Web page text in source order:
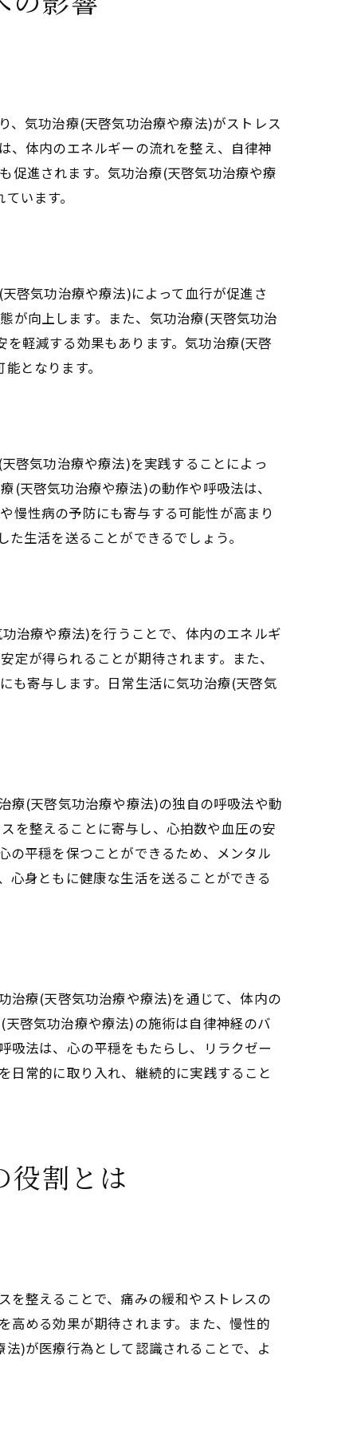
える効果
、気功治療(天啓気功治療や療法)がストレス
、体内のエネルギーの流れを整え、自律神
促進されます。気功治療(天啓気功治療や療
います。
啓気功治療や療法)によって血行が促進さ
が向上します。また、気功治療(天啓気功治
軽減する効果もあります。気功治療(天啓
となります。
啓気功治療や療法)を実践することによっ
(天啓気功治療や療法)の動作や呼吸法は、
慢性病の予防にも寄与する可能性が高まり
生活を送ることができるでしょう。
治療や療法)を行うことで、体内のエネルギ
が得られることが期待されます。また、
も寄与します。日常生活に気功治療(天啓気
療(天啓気功治療や療法)の独自の呼吸法や動
を整えることに寄与し、心拍数や血圧の安
の平穏を保つことができるため、メンタル
身ともに健康な生活を送ることができる
治療(天啓気功治療や療法)を通じて、体内の
啓気功治療や療法)の施術は自律神経のバ
吸法は、心の平穏をもたらし、リラクゼー
日常的に取り入れ、継続的に実践すること
役割とは
を整えることで、痛みの緩和やストレスの
高める効果が期待されます。また、慢性的
)が医療行為として認識されることで、よ